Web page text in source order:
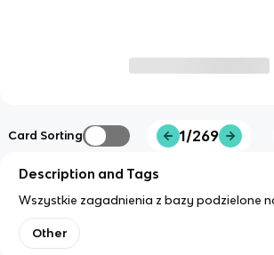
Card Sorting 1/269
Description and Tags
Wszystkie zagadnienia z bazy podzielone
Other